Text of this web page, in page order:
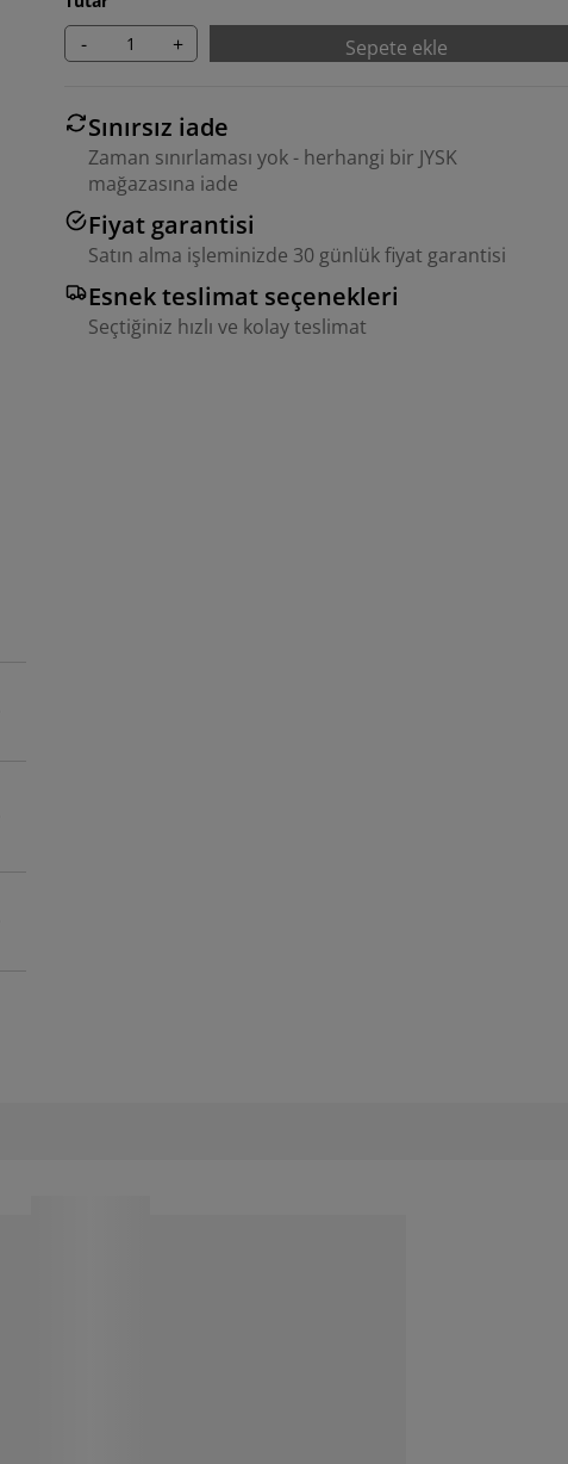
- + Sepete ekle
Sınırsız iade
Zaman sınırlaması yok - herhangi bir JYSK
mağazasına iade
Fiyat garantisi
Satın alma işleminizde 30 günlük fiyat garantisi
Esnek teslimat seçenekleri
Seçtiğiniz hızlı ve kolay teslimat